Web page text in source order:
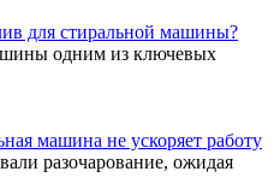
для стиральной машины?
одним из ключевых
машина не ускоряет работу
разочарование, ожидая